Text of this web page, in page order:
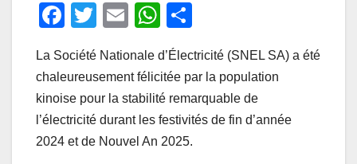
F
c
e
b
o
T
tt
er
E
ail
W
h
at
s
A
p
ta
g
er
La Société Nationale d’Électricité (SNEL SA) a été
chaleureusement félicitée par la population
kinoise pour la stabilité remarquable de
l’électricité durant les festivités de fin d’année
2024 et de Nouvel An 2025.